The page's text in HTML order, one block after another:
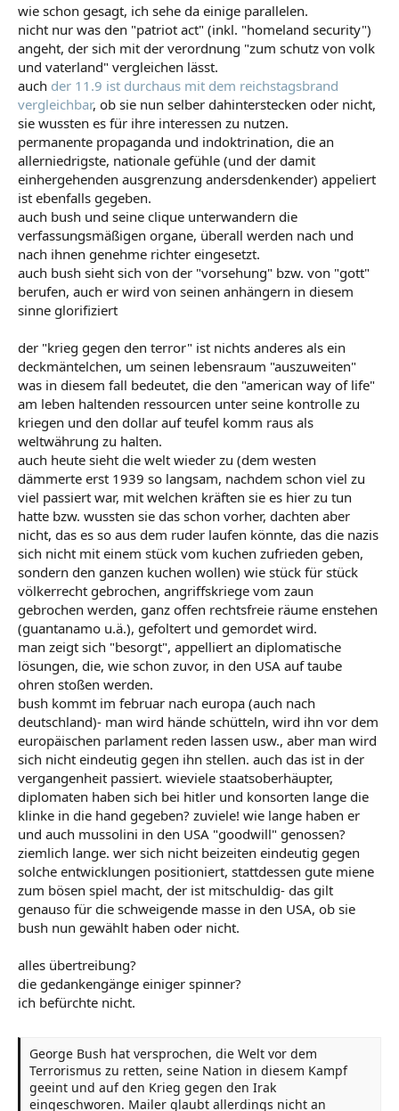
wie schon gesagt, ich sehe da einige parallelen.
nicht nur was den "patriot act" (inkl. "homeland security")
angeht, der sich mit der verordnung "zum schutz von volk
und vaterland" vergleichen lässt.
auch der 11.9 ist durchaus mit dem reichstagsbrand
vergleichbar, ob sie nun selber dahinterstecken oder nicht,
sie wussten es für ihre interessen zu nutzen.
permanente propaganda und indoktrination, die an
allerniedrigste, nationale gefühle (und der damit
einhergehenden ausgrenzung andersdenkender) appeliert
ist ebenfalls gegeben.
auch bush und seine clique unterwandern die
verfassungsmäßigen organe, überall werden nach und
nach ihnen genehme richter eingesetzt.
auch bush sieht sich von der "vorsehung" bzw. von "gott"
berufen, auch er wird von seinen anhängern in diesem
sinne glorifiziert
der "krieg gegen den terror" ist nichts anderes als ein
deckmäntelchen, um seinen lebensraum "auszuweiten"
was in diesem fall bedeutet, die den "american way of life"
am leben haltenden ressourcen unter seine kontrolle zu
kriegen und den dollar auf teufel komm raus als
weltwährung zu halten.
auch heute sieht die welt wieder zu (dem westen
dämmerte erst 1939 so langsam, nachdem schon viel zu
viel passiert war, mit welchen kräften sie es hier zu tun
hatte bzw. wussten sie das schon vorher, dachten aber
nicht, das es so aus dem ruder laufen könnte, das die nazis
sich nicht mit einem stück vom kuchen zufrieden geben,
sondern den ganzen kuchen wollen) wie stück für stück
völkerrecht gebrochen, angriffskriege vom zaun
gebrochen werden, ganz offen rechtsfreie räume enstehen
(guantanamo u.ä.), gefoltert und gemordet wird.
man zeigt sich "besorgt", appelliert an diplomatische
lösungen, die, wie schon zuvor, in den USA auf taube
ohren stoßen werden.
bush kommt im februar nach europa (auch nach
deutschland)- man wird hände schütteln, wird ihn vor dem
europäischen parlament reden lassen usw., aber man wird
sich nicht eindeutig gegen ihn stellen. auch das ist in der
vergangenheit passiert. wieviele staatsoberhäupter,
diplomaten haben sich bei hitler und konsorten lange die
klinke in die hand gegeben? zuviele! wie lange haben er
und auch mussolini in den USA "goodwill" genossen?
ziemlich lange. wer sich nicht beizeiten eindeutig gegen
solche entwicklungen positioniert, stattdessen gute miene
zum bösen spiel macht, der ist mitschuldig- das gilt
genauso für die schweigende masse in den USA, ob sie
bush nun gewählt haben oder nicht.
alles übertreibung?
die gedankengänge einiger spinner?
ich befürchte nicht.
George Bush hat versprochen, die Welt vor dem
Terrorismus zu retten, seine Nation in diesem Kampf
geeint und auf den Krieg gegen den Irak
eingeschworen. Mailer glaubt allerdings nicht an